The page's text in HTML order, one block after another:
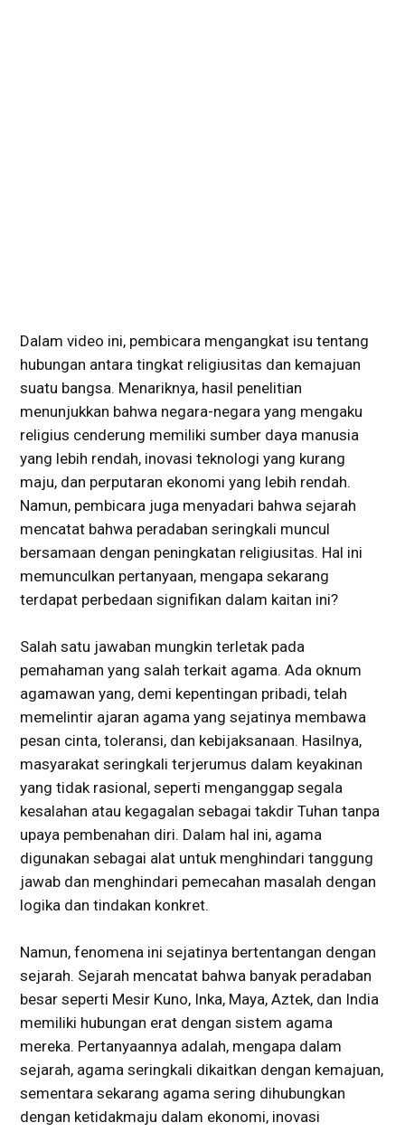
Dalam video ini, pembicara mengangkat isu tentang
hubungan antara tingkat religiusitas dan kemajuan
suatu bangsa. Menariknya, hasil penelitian
menunjukkan bahwa negara-negara yang mengaku
religius cenderung memiliki sumber daya manusia
yang lebih rendah, inovasi teknologi yang kurang
maju, dan perputaran ekonomi yang lebih rendah.
Namun, pembicara juga menyadari bahwa sejarah
mencatat bahwa peradaban seringkali muncul
bersamaan dengan peningkatan religiusitas. Hal ini
memunculkan pertanyaan, mengapa sekarang
terdapat perbedaan signifikan dalam kaitan ini?
Salah satu jawaban mungkin terletak pada
pemahaman yang salah terkait agama. Ada oknum
agamawan yang, demi kepentingan pribadi, telah
memelintir ajaran agama yang sejatinya membawa
pesan cinta, toleransi, dan kebijaksanaan. Hasilnya,
masyarakat seringkali terjerumus dalam keyakinan
yang tidak rasional, seperti menganggap segala
kesalahan atau kegagalan sebagai takdir Tuhan tanpa
upaya pembenahan diri. Dalam hal ini, agama
digunakan sebagai alat untuk menghindari tanggung
jawab dan menghindari pemecahan masalah dengan
logika dan tindakan konkret.
Namun, fenomena ini sejatinya bertentangan dengan
sejarah. Sejarah mencatat bahwa banyak peradaban
besar seperti Mesir Kuno, Inka, Maya, Aztek, dan India
memiliki hubungan erat dengan sistem agama
mereka. Pertanyaannya adalah, mengapa dalam
sejarah, agama seringkali dikaitkan dengan kemajuan,
sementara sekarang agama sering dihubungkan
dengan ketidakmaju dalam ekonomi, inovasi